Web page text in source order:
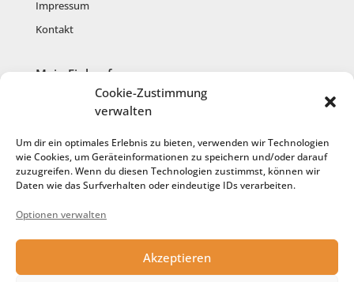
Cookie-Zustimmung
verwalten
Um dir ein optimales Erlebnis zu bieten, verwenden wir Technologien
wie Cookies, um Geräteinformationen zu speichern und/oder darauf
zuzugreifen. Wenn du diesen Technologien zustimmst, können wir
Daten wie das Surfverhalten oder eindeutige IDs verarbeiten.
Optionen verwalten
Akzeptieren
Impressum
Kontakt
Mein Einkauf
Kasse
Anmelden